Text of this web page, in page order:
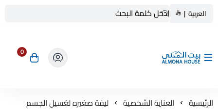
العربية |
بيت المنى ALMONA HOUSE
0
الرئيسية العناية الشخصية ليفة صغيره لغسيل الجسم